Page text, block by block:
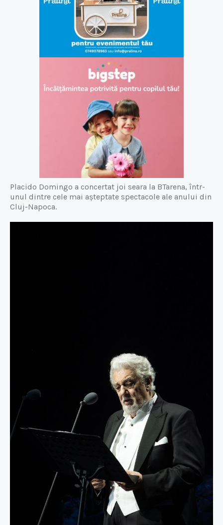
Placido Domingo a concertat joi seara la BTarena, într-
unul dintre cele mai așteptate spectacole ale anului din
Cluj-Napoca.